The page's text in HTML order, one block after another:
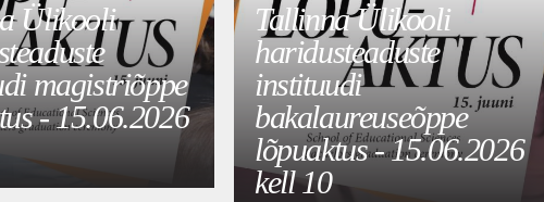
Ülikooli
magistriõppe
- 15.06.2026
Tallinna Ülikooli
haridusteaduste
instituudi
bakalaureuseõppe
lõpuaktus - 15.06.2026
kell 10